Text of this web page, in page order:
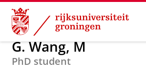
Skip
Content
Skip
Navigation
Over ons G. Wang, M
G. Wang, M
PhD student